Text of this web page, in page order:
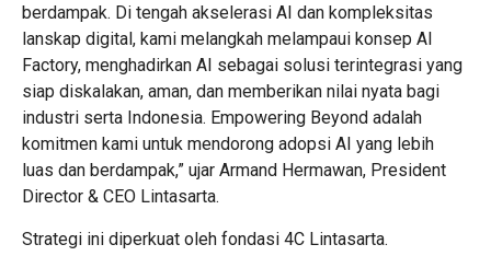
berdampak. Di tengah akselerasi AI dan kompleksitas
lanskap digital, kami melangkah melampaui konsep AI
Factory, menghadirkan AI sebagai solusi terintegrasi yang
siap diskalakan, aman, dan memberikan nilai nyata bagi
industri serta Indonesia. Empowering Beyond adalah
komitmen kami untuk mendorong adopsi AI yang lebih
luas dan berdampak,” ujar Armand Hermawan, President
Director & CEO Lintasarta.
Strategi ini diperkuat oleh fondasi 4C Lintasarta.